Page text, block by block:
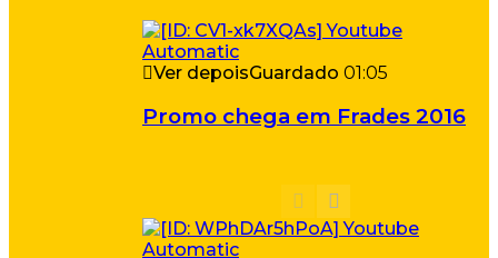
Ver depoisGuardado 01:05
Promo chega em Frades 2016